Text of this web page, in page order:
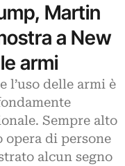
Martin
a New
armi
delle armi è
Sempre alto
opera di persone
alcun segno